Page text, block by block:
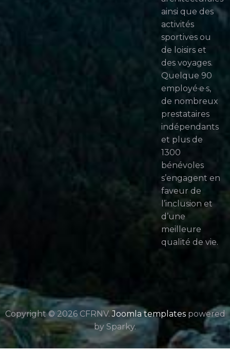
ainsi que des
activités
sportives ou
de loisirs et
des voyages.
Quelque 90
employé·e·s,
de nombreux
prestataires
indépendants
et plus de
1300
bénévoles
s’engagent en
faveur de
l’inclusion et
d’une
meilleure
qualité de vie.
Copyright © 2026 CFRNV.Joomla templatespowered
by Sparky.